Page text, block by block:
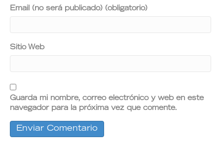
Email (no será publicado) (obligatorio)
Sitio Web
Guarda mi nombre, correo electrónico y web en este
navegador para la próxima vez que comente.